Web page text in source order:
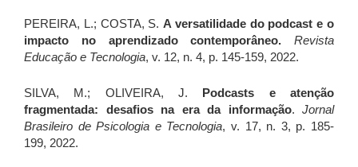
PEREIRA, L.; COSTA, S.A versatilidade do podcast e o
impacto no aprendizado contemporâneo. Revista
Educação e Tecnologia, v. 12, n. 4, p. 145-159, 2022.
SILVA, M.; OLIVEIRA, J. Podcasts e atenção
fragmentada: desafios na era da informação. Jornal
Brasileiro de Psicologia e Tecnologia, v. 17, n. 3, p. 185-
199, 2022.